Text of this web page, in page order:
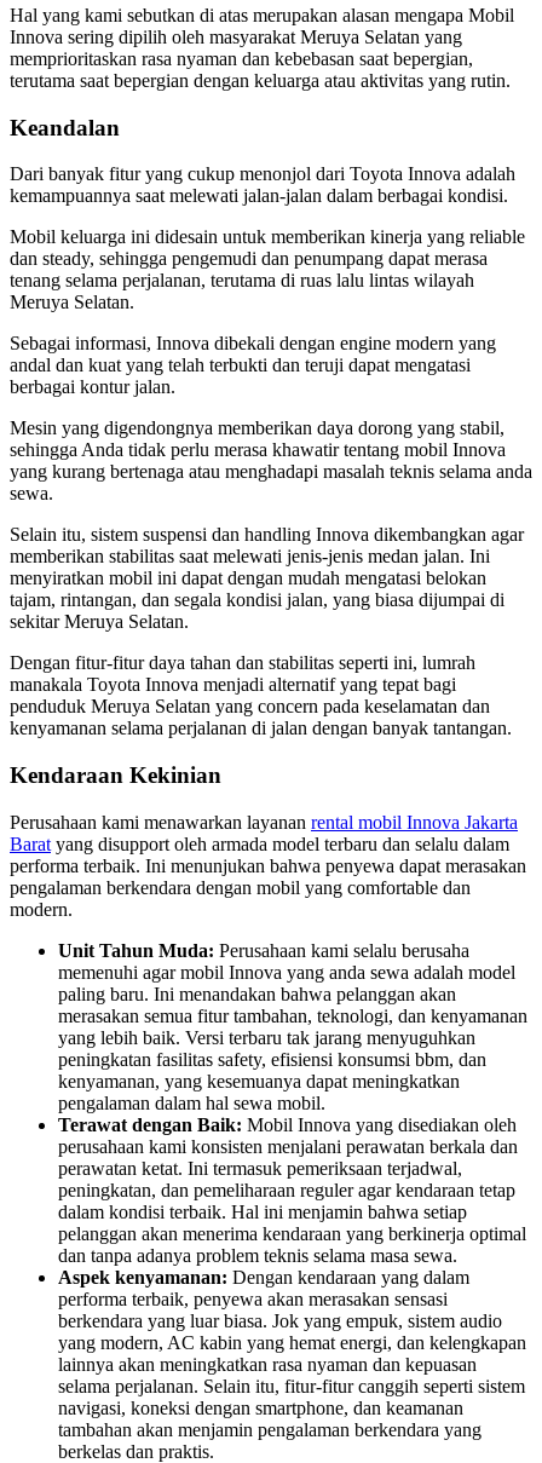
Hal yang kami sebutkan di atas merupakan alasan mengapa Mobil
Innova sering dipilih oleh masyarakat Meruya Selatan yang
memprioritaskan rasa nyaman dan kebebasan saat bepergian,
terutama saat bepergian dengan keluarga atau aktivitas yang rutin.
Keandalan
Dari banyak fitur yang cukup menonjol dari Toyota Innova adalah
kemampuannya saat melewati jalan-jalan dalam berbagai kondisi.
Mobil keluarga ini didesain untuk memberikan kinerja yang reliable
dan steady, sehingga pengemudi dan penumpang dapat merasa
tenang selama perjalanan, terutama di ruas lalu lintas wilayah
Meruya Selatan.
Sebagai informasi, Innova dibekali dengan engine modern yang
andal dan kuat yang telah terbukti dan teruji dapat mengatasi
berbagai kontur jalan.
Mesin yang digendongnya memberikan daya dorong yang stabil,
sehingga Anda tidak perlu merasa khawatir tentang mobil Innova
yang kurang bertenaga atau menghadapi masalah teknis selama anda
sewa.
Selain itu, sistem suspensi dan handling Innova dikembangkan agar
memberikan stabilitas saat melewati jenis-jenis medan jalan. Ini
menyiratkan mobil ini dapat dengan mudah mengatasi belokan
tajam, rintangan, dan segala kondisi jalan, yang biasa dijumpai di
sekitar Meruya Selatan.
Dengan fitur-fitur daya tahan dan stabilitas seperti ini, lumrah
manakala Toyota Innova menjadi alternatif yang tepat bagi
penduduk Meruya Selatan yang concern pada keselamatan dan
kenyamanan selama perjalanan di jalan dengan banyak tantangan.
Kendaraan Kekinian
Perusahaan kami menawarkan layanan rental mobil Innova Jakarta
Barat yang disupport oleh armada model terbaru dan selalu dalam
performa terbaik. Ini menunjukan bahwa penyewa dapat merasakan
pengalaman berkendara dengan mobil yang comfortable dan
modern.
Unit Tahun Muda: Perusahaan kami selalu berusaha
memenuhi agar mobil Innova yang anda sewa adalah model
paling baru. Ini menandakan bahwa pelanggan akan
merasakan semua fitur tambahan, teknologi, dan kenyamanan
yang lebih baik. Versi terbaru tak jarang menyuguhkan
peningkatan fasilitas safety, efisiensi konsumsi bbm, dan
kenyamanan, yang kesemuanya dapat meningkatkan
pengalaman dalam hal sewa mobil.
Terawat dengan Baik: Mobil Innova yang disediakan oleh
perusahaan kami konsisten menjalani perawatan berkala dan
perawatan ketat. Ini termasuk pemeriksaan terjadwal,
peningkatan, dan pemeliharaan reguler agar kendaraan tetap
dalam kondisi terbaik. Hal ini menjamin bahwa setiap
pelanggan akan menerima kendaraan yang berkinerja optimal
dan tanpa adanya problem teknis selama masa sewa.
Aspek kenyamanan: Dengan kendaraan yang dalam
performa terbaik, penyewa akan merasakan sensasi
berkendara yang luar biasa. Jok yang empuk, sistem audio
yang modern, AC kabin yang hemat energi, dan kelengkapan
lainnya akan meningkatkan rasa nyaman dan kepuasan
selama perjalanan. Selain itu, fitur-fitur canggih seperti sistem
navigasi, koneksi dengan smartphone, dan keamanan
tambahan akan menjamin pengalaman berkendara yang
berkelas dan praktis.